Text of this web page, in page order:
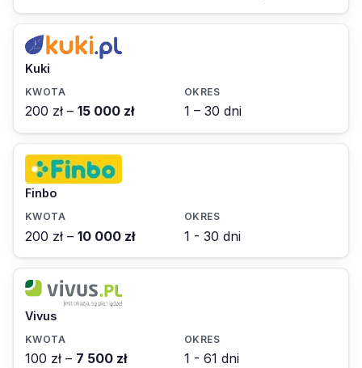
Kuki
200 zł – 15 000 zł 1 – 30 dni
Finbo
200 zł – 10 000 zł 1 - 30 dni
Vivus
100 zł – 7 500 zł 1 - 61 dni